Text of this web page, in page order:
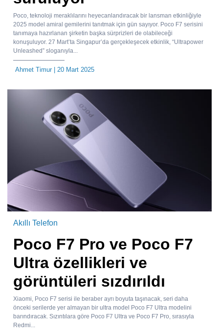
Poco, teknoloji meraklılarını heyecanlandıracak bir lansman etkinliğiyle
2025 model amiral gemilerini tanıtmak için gün sayıyor. Poco F7 serisini
tanımaya hazırlanan şirketin başka sürprizleri de olabileceği
konuşuluyor. 27 Mart’ta Singapur’da gerçekleşecek etkinlik, “Ultrapower
Unleashed” sloganıyla...
Ahmet Timur| 20 Mart 2025
Akıllı Telefon
Poco F7 Pro ve Poco F7
Ultra özellikleri ve
görüntüleri sızdırıldı
Xiaomi, Poco F7 serisi ile beraber ayrı boyuta taşınacak, seri daha
önceki serilerde yer almayan bir ultra model Poco F7 Ultra modelini
barındıracak. Sızıntılara göre Poco F7 Ultra ve Poco F7 Pro, sırasıyla
Redmi...